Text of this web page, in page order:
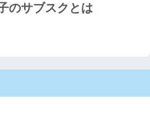
のサブスクとは